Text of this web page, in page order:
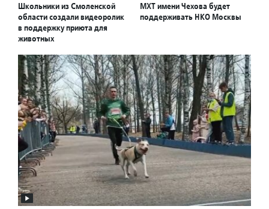
Школьники из Смоленской
области создали видеоролик
в поддержку приюта для
животных
МХТ имени Чехова будет
поддерживать НКО Москвы